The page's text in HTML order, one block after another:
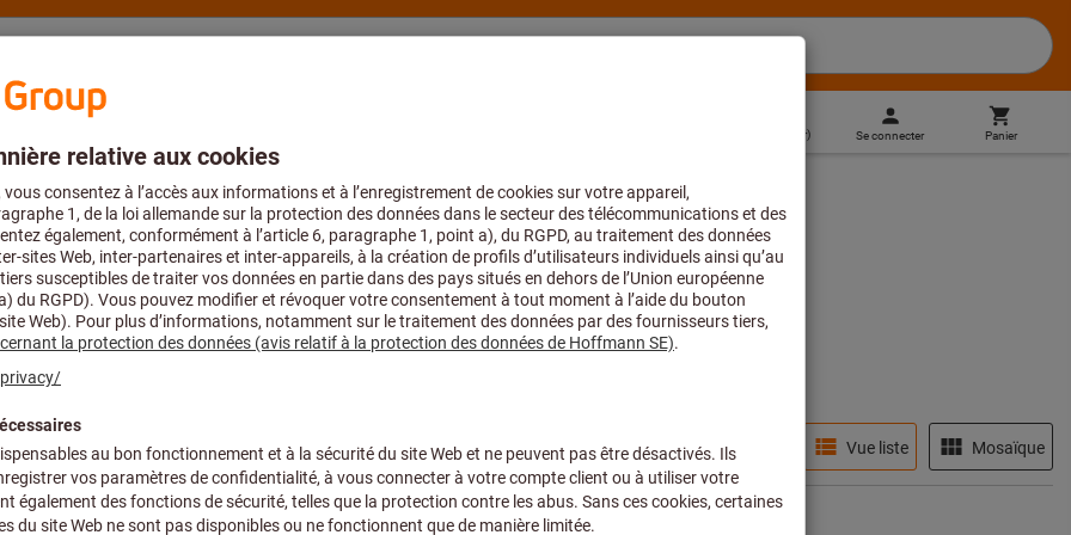
Conseils et assistance
fr) Se connecter Panier
Outils de poinçonnage et de découpage
découpage
& Mesures
Disponibilité Vue liste Mosaïque